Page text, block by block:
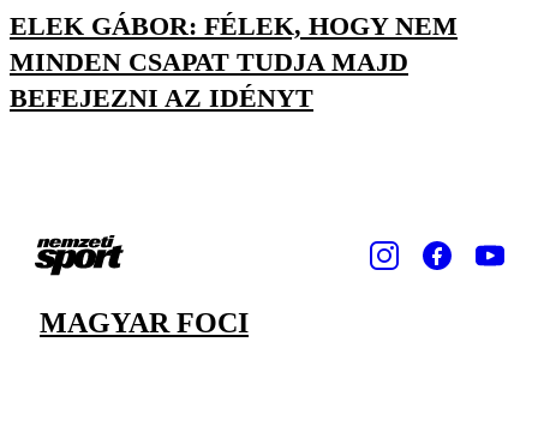
ELEK GÁBOR: FÉLEK, HOGY NEM
MINDEN CSAPAT TUDJA MAJD
BEFEJEZNI AZ IDÉNYT
MAGYAR FOCI